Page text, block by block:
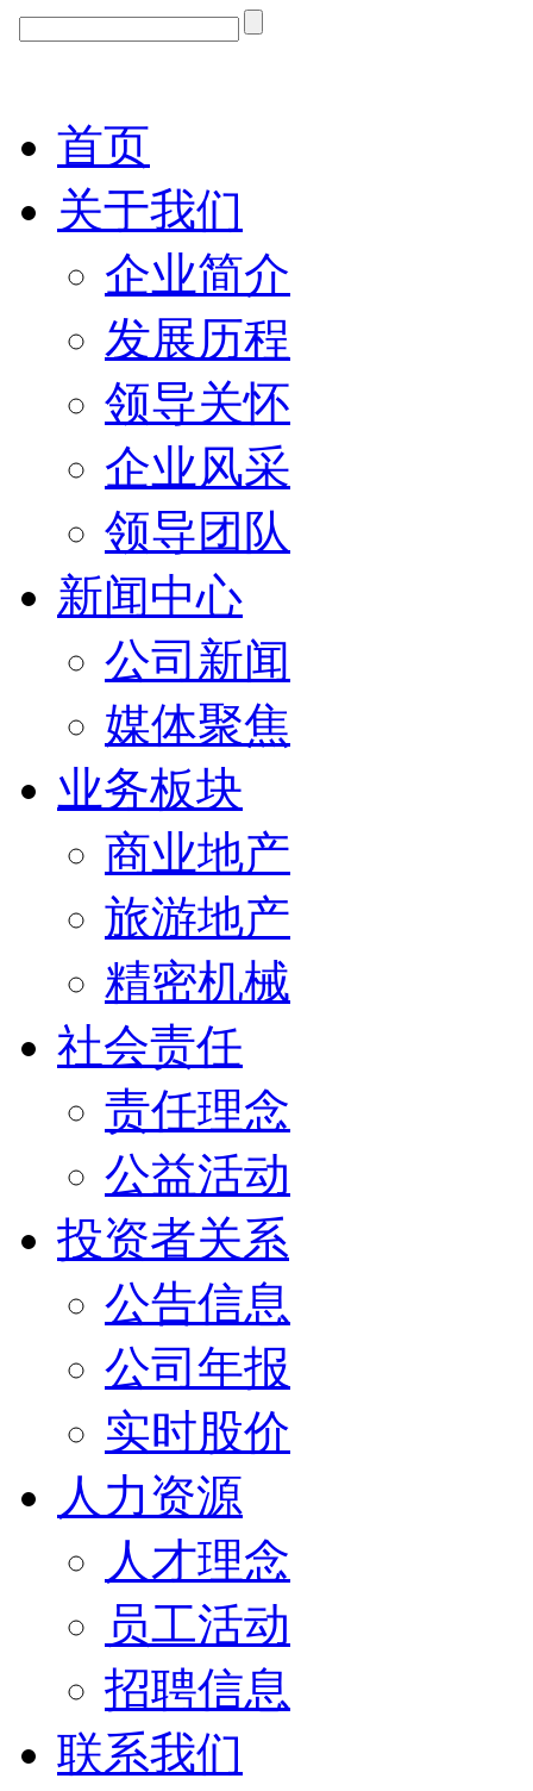
首页
关于我们
企业简介
发展历程
领导关怀
企业风采
领导团队
新闻中心
公司新闻
媒体聚焦
业务板块
商业地产
旅游地产
精密机械
社会责任
责任理念
公益活动
投资者关系
公告信息
公司年报
实时股价
人力资源
人才理念
员工活动
招聘信息
联系我们